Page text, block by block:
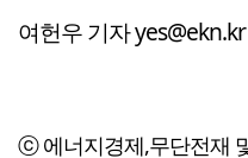
여헌우 기자 yes@ekn.kr
ⓒ 에너지경제,무단전재